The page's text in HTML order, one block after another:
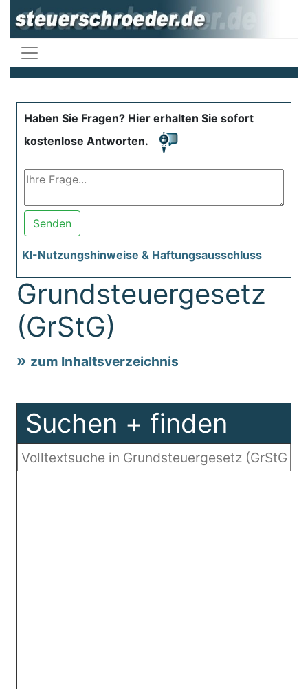
Haben Sie Fragen? Hier erhalten Sie sofort
kostenlose Antworten.
Senden
KI-Nutzungshinweise & Haftungsausschluss
Grundsteuergesetz
(GrStG)
zum Inhaltsverzeichnis
Suchen + finden